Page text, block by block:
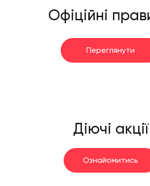
Офіційні
Переглянути
Діючі акції
Ознайомитись